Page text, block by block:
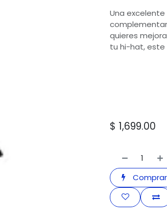
Una
quieres
tu hi-hat, este
$ 1,699.00